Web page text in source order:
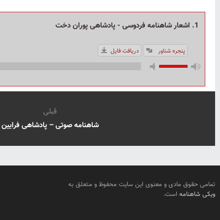
1. اشعار شاهنامه فردوسی - پادشاهی پوران دخت
پنجره شناور دریافت فایل
قبلی
شاهنامه صوتی – پادشاهی فرایین
تمامی حقوق مادی و معنوی این سایت محفوظ و متعلق به
ویکی شاهنامه است.